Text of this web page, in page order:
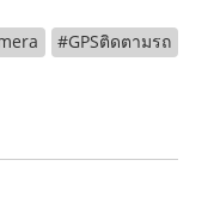
#GPSติดตามรถ